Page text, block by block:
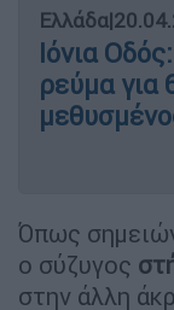
Ελλάδα|
Ιόνια
ρεύμα για
Όπως
ο σύζυγος
στην άλλη